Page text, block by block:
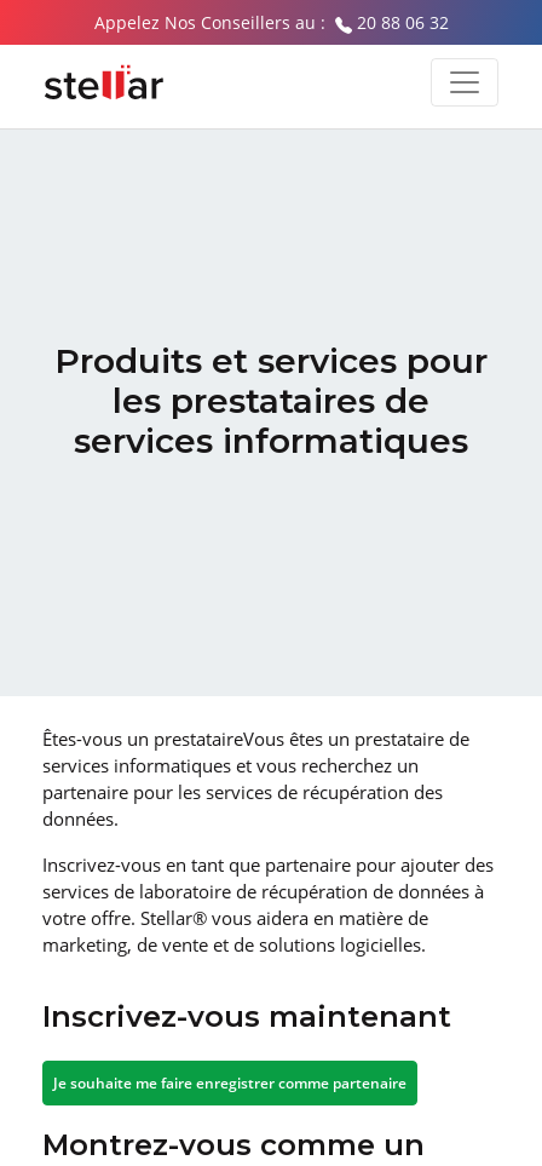
Appelez Nos Conseillers au : 20 88 06 32
Produits et services pour
les prestataires de
services informatiques
Êtes-vous un prestataireVous êtes un prestataire de
services informatiques et vous recherchez un
partenaire pour les services de récupération des
données.
Inscrivez-vous en tant que partenaire pour ajouter des
services de laboratoire de récupération de données à
votre offre. Stellar® vous aidera en matière de
marketing, de vente et de solutions logicielles.
Inscrivez-vous maintenant
Je souhaite me faire enregistrer comme partenaire
Montrez-vous comme un